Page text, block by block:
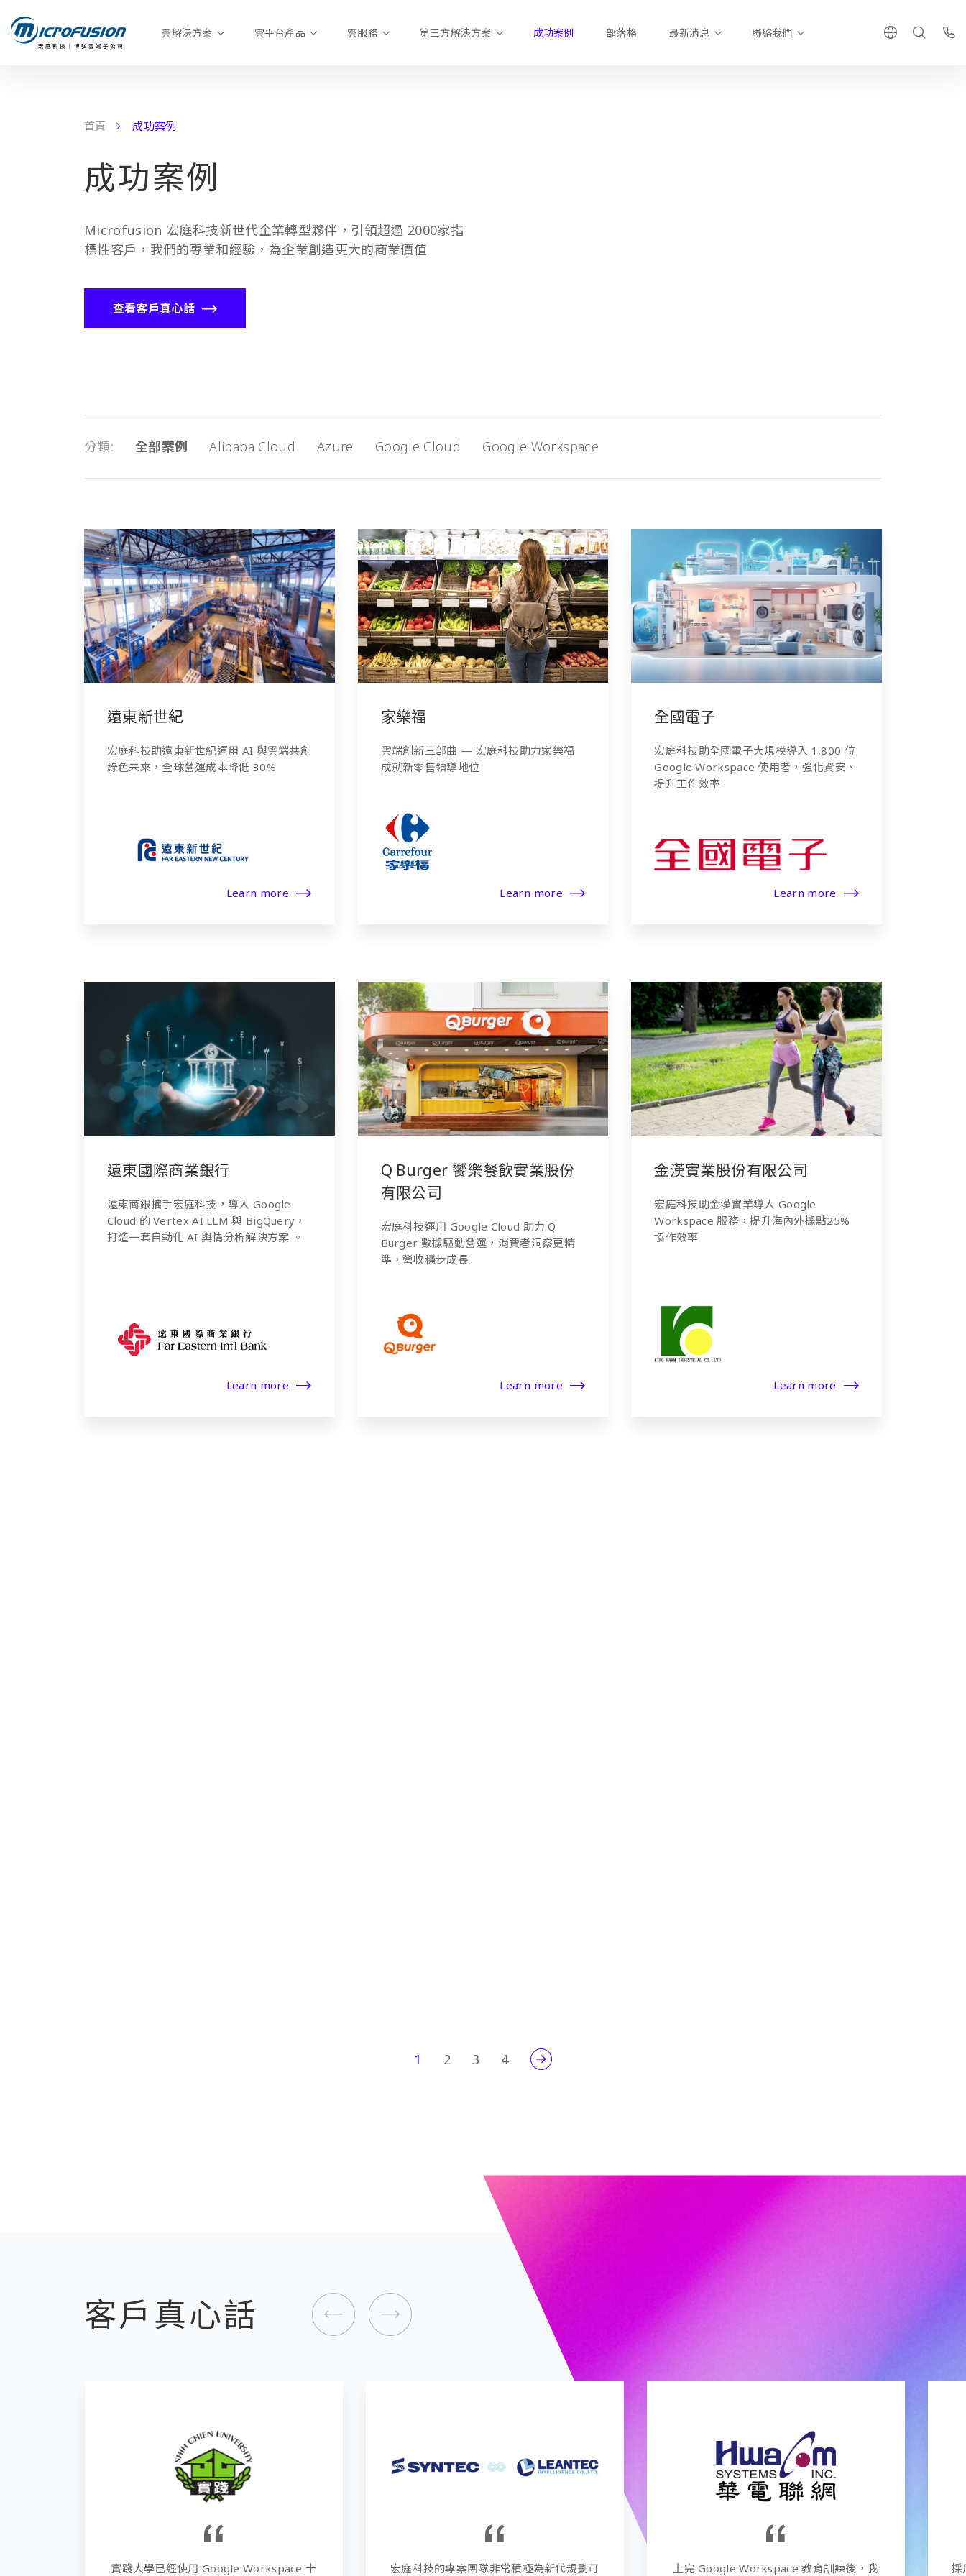
雲解決方案 雲平台產品 雲服務 第三方解決方案 成功案例 部落格 最新消息 聯絡我們
首頁 成功案例
成功案例
Microfusion 宏庭科技新世代企業轉型夥伴，引領超過 2000家指
標性客戶，我們的專業和經驗，為企業創造更大的商業價值
查看客戶真心話
分類 全部案例 Alibaba Cloud Azure Google Cloud Google Workspace
遠東新世紀
宏庭科技助遠東新世紀運用 AI 與雲端共創
綠色未來，全球營運成本降低 30%
Learn more
家樂福
雲端創新三部曲 — 宏庭科技助力家樂福
成就新零售領導地位
Learn more
全國電子
宏庭科技助全國電子大規模導入 1,800 位
Google Workspace 使用者，強化資安、
提升工作效率
Learn more
遠東國際商業銀行
遠東商銀攜手宏庭科技，導入 Google
Cloud 的 Vertex AI LLM 與 BigQuery，
打造一套自動化 AI 輿情分析解決方案 。
Learn more
Q Burger 饗樂餐飲實業股份
有限公司
宏庭科技運用 Google Cloud 助力 Q
Burger 數據驅動營運，消費者洞察更精
準，營收穩步成長
Learn more
金漢實業股份有限公司
宏庭科技助金漢實業導入 Google
Workspace 服務，提升海內外據點25%
協作效率
Learn more
1 2 3 4
客戶真心話
宏庭科技的專案團隊非常積極為新代規劃可 上完 Google Workspace 教育訓練後，我 採用 Google Cloud Interconnect，幫助東 特